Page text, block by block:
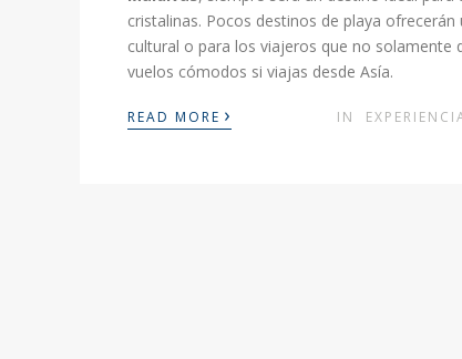
cristalinas. Pocos destinos de playa
cultural o para los viajeros que no solamente
vuelos cómodos si viajas desde Asía.
READ MORE › IN